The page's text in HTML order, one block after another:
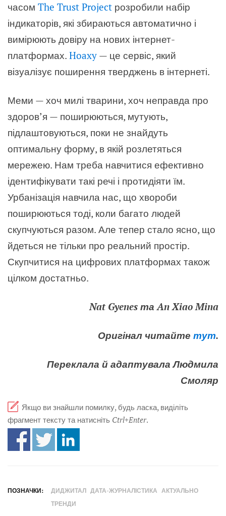
часом The Trust Project розробили набір
індикаторів, які збираються автоматично і
вимірюють довіру на нових інтернет-
платформах. Hoaxy — це сервіс, який
візуалізує поширення тверджень в інтернеті.
Меми — хоч милі тварини, хоч неправда про
здоров’я — поширюються, мутують,
підлаштовуються, поки не знайдуть
оптимальну форму, в якій розлетяться
мережею. Нам треба навчитися ефективно
ідентифікувати такі речі і протидіяти їм.
Урбанізація навчила нас, що хвороби
поширюються тоді, коли багато людей
скупчуються разом. Але тепер стало ясно, що
йдеться не тільки про реальний простір.
Скупчитися на цифрових платформах також
цілком достатньо.
Nat Gyenes та An Xiao Mina
Оригінал читайте тут.
Переклала й адаптувала Людмила
Смоляр
Якщо ви знайшли помилку, будь ласка, виділіть
фрагмент тексту та натисніть Ctrl+Enter.
ПОЗНАЧКИ: ДИДЖИТАЛ ДАТА-ЖУРНАЛІСТИКА АКТУАЛЬНО
ТРЕНДИ